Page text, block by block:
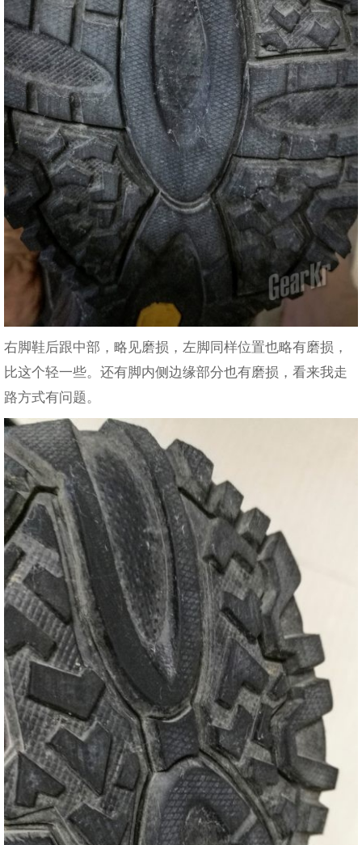
右脚鞋后跟中部，略见磨损，左脚同样位置也略有磨损，
比这个轻一些。还有脚内侧边缘部分也有磨损，看来我走
路方式有问题。